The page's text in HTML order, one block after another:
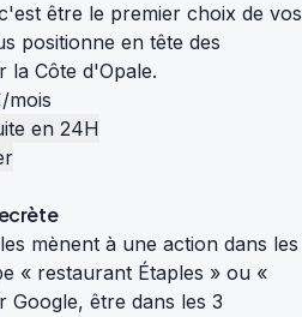
être le premier choix de vos
positionne en tête des
la Côte d'Opale.
mois
en 24H
mènent à une action dans les
« restaurant Étaples » ou «
Google, être dans les 3